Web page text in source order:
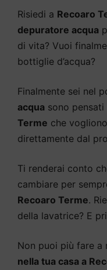
Risiedi a Recoaro
depuratore acqua
di vita? Vuoi
bottiglie d’acqua?
Finalmente sei nel
acqua sono
Terme che
direttamente dal
Ti renderai conto
cambiare per
Recoaro Terme.
della lavatrice? E
Non puoi più fare a
nella tua casa a